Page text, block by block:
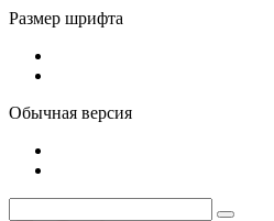
Размер шрифта
Обычная версия